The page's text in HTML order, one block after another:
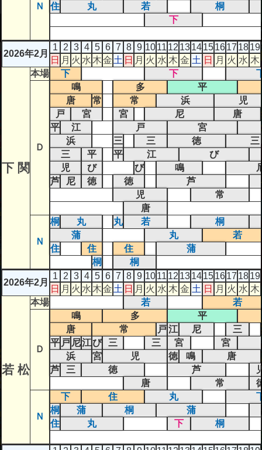
Ｎ
住
丸 若
桐
下
2026年2月
1 2 3 4 5 6 7 8 9 1011 12 1314151617 1819
日 月 火 水 木金 土 日 月 火 水 木 金 土 日 月 火 水 木
下 関
本場 下 下
Ｄ
鳴 多
平
唐
常 常 浜
児
戸
宮 宮 尼
唐
平
江 戸
宮
浜
三 三 徳
三
三
平 平 江
び
児
び び 鳴
芦
尼 徳 徳
芦
児
常
唐
Ｎ
桐 丸 丸 若
桐
蒲
丸
若
住
住 住
蒲
桐
桐
2026年2月
1 2 3 4 5 6 7 8 9 1011 12 1314151617 1819
日 月 火 水 木金 土 日 月 火 水 木 金 土 日 月 火 水 木
若 松
本場 若 若
Ｄ
鳴 多
平
唐
常 戸江 尼
三
平 戸 尼江び 三 三 宮
宮
浜
宮 児 徳 鳴
唐
芦
三 徳 芦
唐
常
Ｎ
下 住 丸
桐
蒲 桐
蒲
住
丸 下 桐